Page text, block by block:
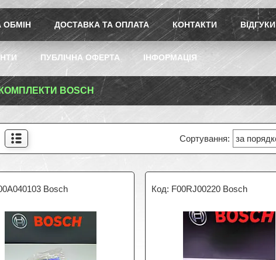
ОБМІН ДОСТАВКА ТА ОПЛАТА КОНТАКТИ ВІДГУКИ
ПУБЛІЧНА ОФЕРТА ІНФОРМАЦІЯ
BOSCH
Bosch F00RJ00220 Bosch